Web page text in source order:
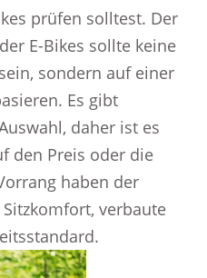
prüfen solltest. Der
E-Bikes sollte keine
sondern auf einer
Es gibt
daher ist es
den Preis oder die
haben der
verbaute